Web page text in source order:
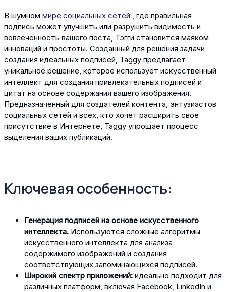
В шумном мире социальных сетей , где правильная
подпись может улучшить или разрушить видимость и
вовлеченность вашего поста, Тэгги становится маяком
инноваций и простоты. Созданный для решения задачи
создания идеальных подписей, Taggy предлагает
уникальное решение, которое использует искусственный
интеллект для создания привлекательных подписей и
цитат на основе содержания вашего изображения.
Предназначенный для создателей контента, энтузиастов
социальных сетей и всех, кто хочет расширить свое
присутствие в Интернете, Taggy упрощает процесс
выделения ваших публикаций.
Ключевая особенность:
Генерация подписей на основе искусственного
интеллекта. Используются сложные алгоритмы
искусственного интеллекта для анализа
содержимого изображений и создания
соответствующих запоминающихся подписей.
Широкий спектр приложений: идеально подходит для
различных платформ, включая Facebook, LinkedIn и